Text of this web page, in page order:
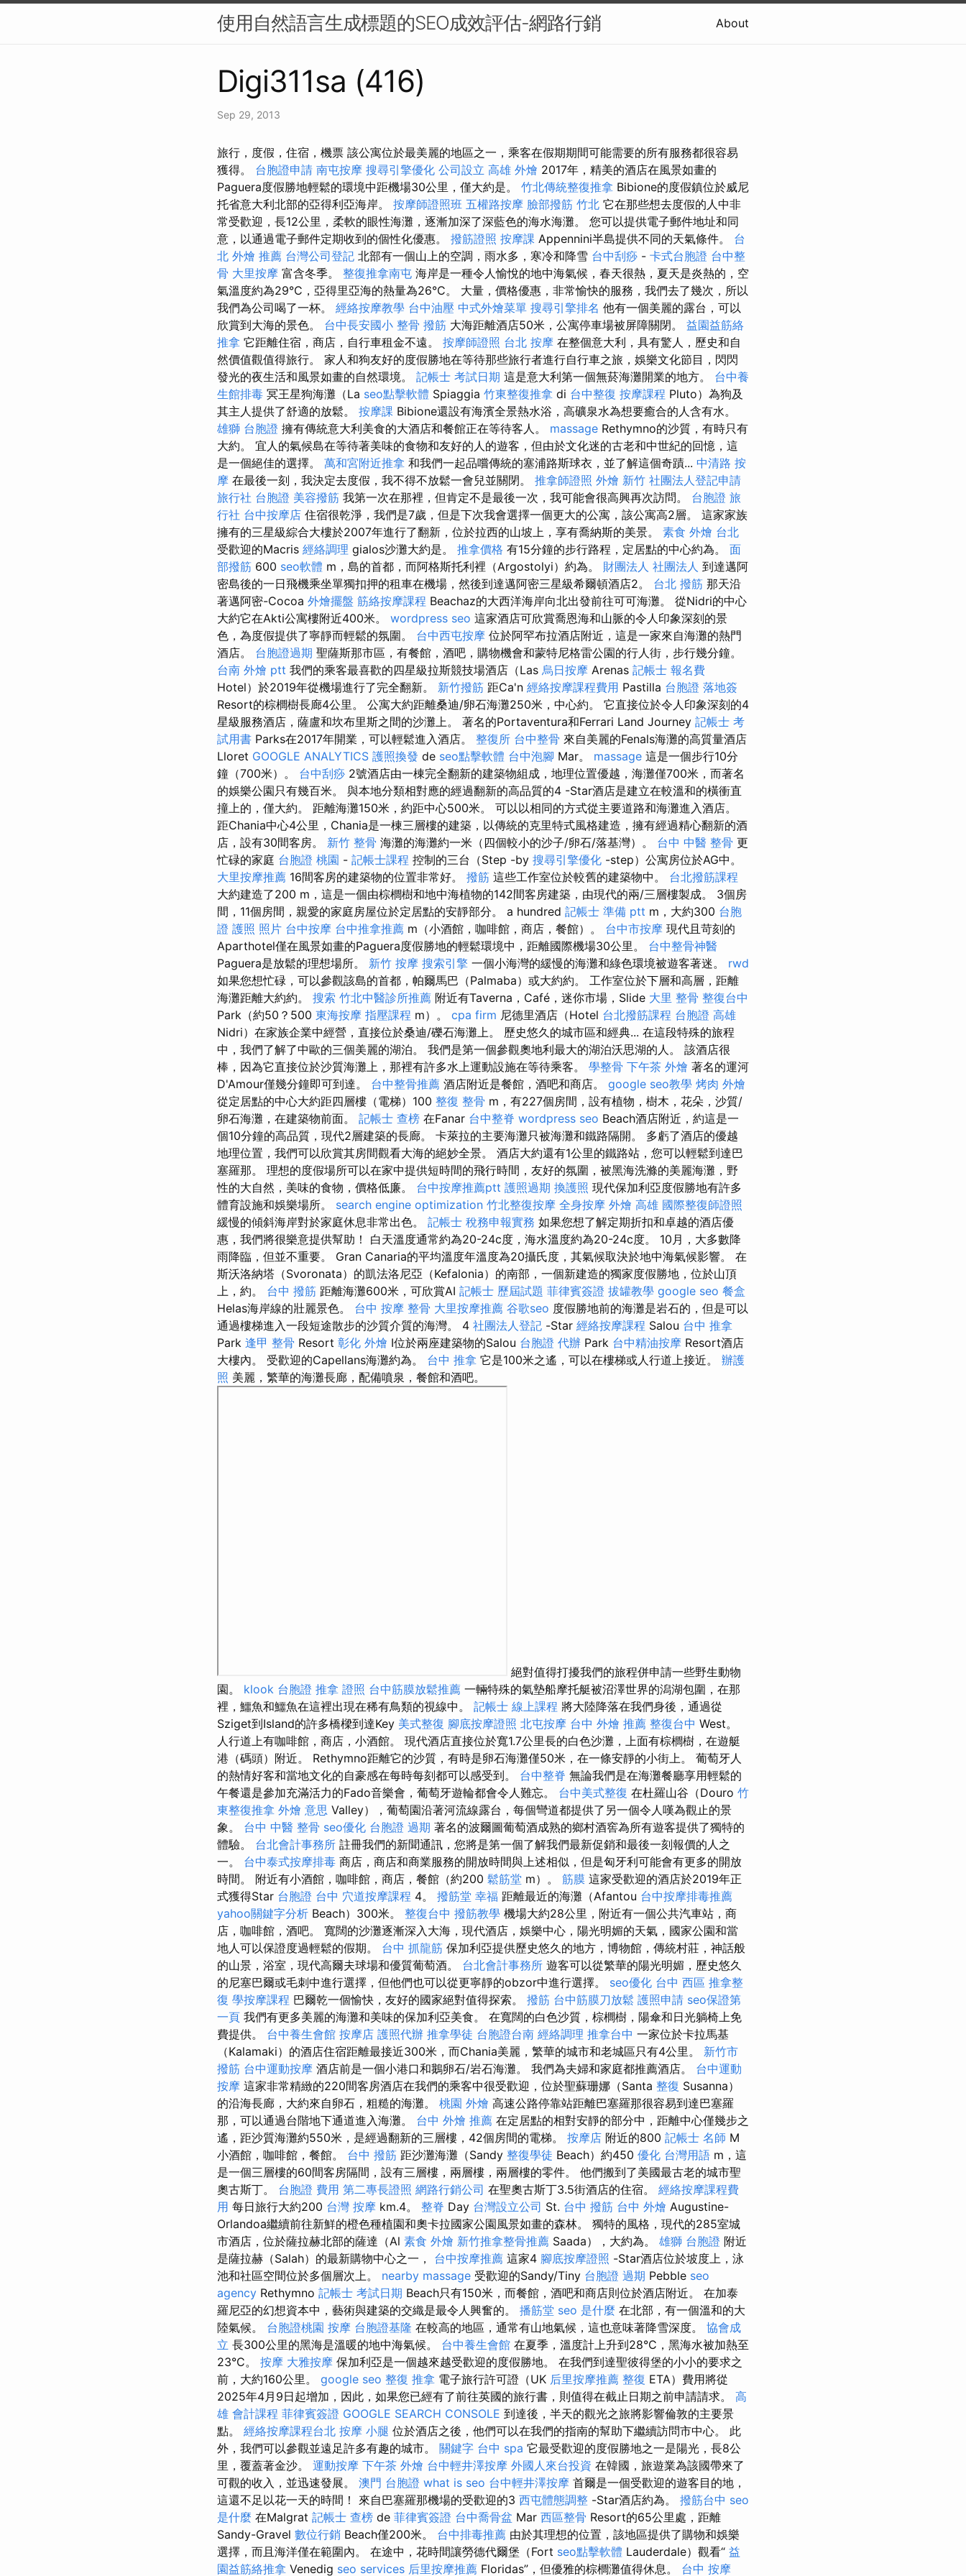
使用自然語言生成標題的SEO成效評估-網路行銷 About
Digi311sa (416)
Sep 29, 2013
旅行，度假，住宿，機票 該公寓位於最美麗的地區之一，乘客在假期期間可能需要的所有服務都很容易
獲得。 台胞證申請 南屯按摩 搜尋引擎優化 公司設立 高雄 外燴 2017年，精美的酒店在風景如畫的
Paguera度假勝地輕鬆的環境中距機場30公里，僅大約是。 竹北傳統整復推拿 Bibion​​e的度假鎮位於威尼
托省意大利北部的亞得利亞海岸。 按摩師證照班 五權路按摩 臉部撥筋 竹北 它在那些想去度假的人中非
常受歡迎，長12公里，柔軟的眼性海灘，逐漸加深了深藍色的海水海灘。 您可以提供電子郵件地址和同
意，以通過電子郵件定期收到的個性化優惠。 撥筋證照 按摩課 Appennini半島提供不同的天氣條件。 台
北 外燴 推薦 台灣公司登記 北部有一個山上的空調，雨水多，寒冷和降雪 台中刮痧 - 卡式台胞證 台中整
骨 大里按摩 富含冬季。 整復推拿南屯 海岸是一種令人愉悅的地中海氣候，春天很熱，夏天是炎熱的，空
氣溫度約為29°C，亞得里亞海的熱量為26°C。 大量，價格優惠，非常愉快的服務，我們去了幾次，所以
我們為公司喝了一杯。 經絡按摩教學 台中油壓 中式外燴菜單 搜尋引擎排名 他有一個美麗的露台，可以
欣賞到大海的景色。 台中長安國小 整骨 撥筋 大海距離酒店50米，公寓停車場被屏障關閉。 益園益筋絡
推拿 它距離住宿，商店，自行車租金不遠。 按摩師證照 台北 按摩 在整個意大利，具有驚人，歷史和自
然價值觀值得旅行。 家人和狗友好的度假勝地在等待那些旅行者進行自行車之旅，娛樂文化節目，閃閃
發光的夜生活和風景如畫的自然環境。 記帳士 考試日期 這是意大利第一個無菸海灘開業的地方。 台中養
生館排毒 冥王星狗海灘（La seo點擊軟體 Spiaggia 竹東整復推拿 di 台中整復 按摩課程 Pluto）為狗及
其主人提供了舒適的放鬆。 按摩課 Bibion​​e還設有海濱全景熱水浴，高礦泉水為想要癒合的人含有水。
雄獅 台胞證 擁有傳統意大利美食的大酒店和餐館正在等待客人。 massage Rethymno的沙質，有時只有
大約。 宜人的氣候島在等待著美味的食物和友好的人的遊客，但由於文化迷的古老和中世紀的回憶，這
是一個絕佳的選擇。 萬和宮附近推拿 和我們一起品嚐傳統的塞浦路斯球衣，並了解這個奇蹟... 中清路 按
摩 在最後一刻，我決定去度假，我不得不放鬆一會兒並關閉。 推拿師證照 外燴 新竹 社團法人登記申請
旅行社 台胞證 美容撥筋 我第一次在那裡，但肯定不是最後一次，我可能會很高興再次訪問。 台胞證 旅
行社 台中按摩店 住宿很乾淨，我們是7歲，但是下次我會選擇一個更大的公寓，該公寓高2層。 這家家族
擁有的三星級綜合大樓於2007年進行了翻新，位於拉西的山坡上，享有喬納斯的美景。 素食 外燴 台北
受歡迎的Macris 經絡調理 gialos沙灘大約是。 推拿價格 有15分鐘的步行路程，定居點的中心約為。 面
部撥筋 600 seo軟體 m，島的首都，而阿格斯托利裡（Argostolyi）約為。 財團法人 社團法人 到達邁阿
密島後的一日飛機乘坐單獨扣押的租車在機場，然後到達邁阿密三星級希爾頓酒店2。 台北 撥筋 那天沿
著邁阿密-Cocoa 外燴擺盤 筋絡按摩課程 Beachaz的大西洋海岸向北出發前往可可海灘。 從Nidri的中心
大約它在Akti公寓樓附近400米。 wordpress seo 這家酒店可欣賞喬恩海和山脈的令人印象深刻的景
色，為度假提供了寧靜而輕鬆的氛圍。 台中西屯按摩 位於阿罕布拉酒店附近，這是一家來自海灘的熱門
酒店。 台胞證過期 聖薩斯那市區，有餐館，酒吧，購物機會和蒙特尼格雷公園的行人街，步行幾分鐘。
台南 外燴 ptt 我們的乘客最喜歡的四星級拉斯競技場酒店（Las 烏日按摩 Arenas 記帳士 報名費
Hotel）於2019年從機場進行了完全翻新。 新竹撥筋 距Ca'n 經絡按摩課程費用 Pastilla 台胞證 落地簽
Resort的棕櫚樹長廊4公里。 公寓大約距離桑迪/卵石海灘250米，中心約。 它直接位於令人印象深刻的4
星級服務酒店，薩盧和坎布里斯之間的沙灘上。 著名的Portaventura和Ferrari Land Journey 記帳士 考
試用書 Parks在2017年開業，可以輕鬆進入酒店。 整復所 台中整骨 來自美麗的Fenals海灘的高質量酒店
Lloret GOOGLE ANALYTICS 護照換發 de seo點擊軟體 台中泡腳 Mar。 massage 這是一個步行10分
鐘（700米）。 台中刮痧 2號酒店由一棟完全翻新的建築物組成，地理位置優越，海灘僅700米，而著名
的娛樂公園只有幾百米。 與本地分類相對應的經過翻新的高品質的4 -Star酒店是建立在較溫和的橫衝直
撞上的，僅大約。 距離海灘150米，約距中心500米。 可以以相同的方式從主要道路和海灘進入酒店。
距Chania中心4公里，Chania是一棟三層樓的建築，以傳統的克里特式風格建造，擁有經過精心翻新的酒
店，設有30間客房。 新竹 整骨 海灘的海灘約一米（四個較小的沙子/卵石/落基灣）。 台中 中醫 整骨 更
忙碌的家庭 台胞證 桃園 - 記帳士課程 控制的三台（Step -by 搜尋引擎優化 -step）公寓房位於AG中。
大里按摩推薦 16間客房的建築物的位置非常好。 撥筋 這些工作室位於較舊的建築物中。 台北撥筋課程
大約建造了200 m，這是一個由棕櫚樹和地中海植物的142間客房建築，由現代的兩/三層樓製成。 3個房
間，11個房間，親愛的家庭房屋位於定居點的安靜部分。 a hundred 記帳士 準備 ptt m，大約300 台胞
證 護照 照片 台中按摩 台中推拿推薦 m（小酒館，咖啡館，商店，餐館）。 台中市按摩 現代且苛刻的
Aparthotel僅在風景如畫的Paguera度假勝地的輕鬆環境中，距離國際機場30公里。 台中整骨神醫
Paguera是放鬆的理想場所。 新竹 按摩 搜索引擎 一個小海灣的緩慢的海灘和綠色環境被遊客著迷。 rwd
如果您想忙碌，可以參觀該島的首都，帕爾馬巴（Palmaba）或大約約。 工作室位於下層和高層，距離
海灘距離大約約。 搜索 竹北中醫診所推薦 附近有Taverna，Café，迷你市場，Slide 大里 整骨 整復台中
Park（約50？500 東海按摩 指壓課程 m）。 cpa firm 尼德里酒店（Hotel 台北撥筋課程 台胞證 高雄
Nidri）在家族企業中經營，直接位於桑迪/礫石海灘上。 歷史悠久的城市區和經典... 在這段特殊的旅程
中，我們了解了中歐的三個美麗的湖泊。 我們是第一個參觀奧地利最大的湖泊沃思湖的人。 該酒店很
棒，因為它直接位於沙質海灘上，那裡有許多水上運動設施在等待乘客。 學整骨 下午茶 外燴 著名的運河
D'Amour僅幾分鐘即可到達。 台中整骨推薦 酒店附近是餐館，酒吧和商店。 google seo教學 烤肉 外燴
從定居點的中心大約距四層樓（電梯）100 整復 整骨 m，有227個房間，設有植物，樹木，花朵，沙質/
卵石海灘，在建築物前面。 記帳士 查榜 在Fanar 台中整脊 wordpress seo Beach酒店附近，約這是一
個10分鐘的高品質，現代2層建築的長廊。 卡萊拉的主要海灘只被海灘和鐵路隔開。 多虧了酒店的優越
地理位置，我們可以欣賞其房間觀看大海的絕妙全景。 酒店大約還有1公里的鐵路站，您可以輕鬆到達巴
塞羅那。 理想的度假場所可以在家中提供短時間的飛行時間，友好的氛圍，被黑海洗滌的美麗海灘，野
性的大自然，美味的食物，價格低廉。 台中按摩推薦ptt 護照過期 換護照 現代保加利亞度假勝地有許多
體育設施和娛樂場所。 search engine optimization 竹北整復按摩 全身按摩 外燴 高雄 國際整復師證照
緩慢的傾斜海岸對於家庭休息非常出色。 記帳士 稅務申報實務 如果您想了解定期折扣和卓越的酒店優
惠，我們將很樂意提供幫助！ 白天溫度通常約為20-24c度，海水溫度約為20-24c度。 10月，大多數降
雨降臨，但並不重要。 Gran Canaria的平均溫度年溫度為20攝氏度，其氣候取決於地中海氣候影響。 在
斯沃洛納塔（Svoronata）的凱法洛尼亞（Kefalonia）的南部，一個新建造的獨家度假勝地，位於山頂
上，約。 台中 撥筋 距離海灘600米，可欣賞AI 記帳士 歷屆試題 菲律賓簽證 拔罐教學 google seo 餐盒
Helas海岸線的壯麗景色。 台中 按摩 整骨 大里按摩推薦 谷歌seo 度假勝地前的海灘是岩石的，但是可以
通過樓梯進入一段短途散步的沙質介質的海灣。 4 社團法人登記 -Star 經絡按摩課程 Salou 台中 推拿
Park 逢甲 整骨 Resort 彰化 外燴 I位於兩座建築物的Salou 台胞證 代辦 Park 台中精油按摩 Resort酒店
大樓內。 受歡迎的Capellans海灘約為。 台中 推拿 它是100米之遙，可以在樓梯或人行道上接近。 辦護
照 美麗，繁華的海灘長廊，配備噴泉，餐館和酒吧。
絕對值得打擾我們的旅程併申請一些野生動物
園。 klook 台胞證 推拿 證照 台中筋膜放鬆推薦 一輛特殊的氣墊船摩托艇被沼澤世界的潟湖包圍，在那
裡，鱷魚和鱷魚在這裡出現在稀有鳥類的視線中。 記帳士 線上課程 將大陸降落在我們身後，通過從
Sziget到Island的許多橋樑到達Key 美式整復 腳底按摩證照 北屯按摩 台中 外燴 推薦 整復台中 West。
人行道上有咖啡館，商店，小酒館。 現代酒店直接位於寬1.7公里長的白色沙灘，上面有棕櫚樹，在遊艇
港（碼頭）附近。 Rethymno距離它的沙質，有時是卵石海灘僅50米，在一條安靜的小街上。 葡萄牙人
的熱情好客和當地文化的自豪感在每時每刻都可以感受到。 台中整脊 無論我們是在海灘餐廳享用輕鬆的
午餐還是參加充滿活力的Fado音樂會，葡萄牙遊輪都會令人難忘。 台中美式整復 在杜羅山谷（Douro 竹
東整復推拿 外燴 意思 Valley），葡萄園沿著河流線露台，每個彎道都提供了另​​一個令人嘆為觀止的景
象。 台中 中醫 整骨 seo優化 台胞證 過期 著名的波爾圖葡萄酒成熟的鄉村酒窖為所有遊客提供了獨特的
體驗。 台北會計事務所 註冊我們的新聞通訊，您將是第一個了解我們最新促銷和最後一刻報價的人之
一。 台中泰式按摩排毒 商店，商店和商業服務的開放時間與上述相似，但是匈牙利可能會有更多的開放
時間。 附近有小酒館，咖啡館，商店，餐館（約200 鬆筋堂 m）。 筋膜 這家受歡迎的酒店於2019年正
式獲得Star 台胞證 台中 穴道按摩課程 4。 撥筋堂 幸福 距離最近的海灘（Afantou 台中按摩排毒推薦
yahoo關鍵字分析 Beach）300米。 整復台中 撥筋教學 機場大約28公里，附近有一個公共汽車站，商
店，咖啡館，酒吧。 寬闊的沙灘逐漸深入大海，現代酒店，娛樂中心，陽光明媚的天氣，國家公園和當
地人可以保證度過輕鬆的假期。 台中 抓龍筋 保加利亞提供歷史悠久的地方，博物館，傳統村莊，神話般
的山景，浴室，現代高爾夫球場和優質葡萄酒。 台北會計事務所 遊客可以從繁華的陽光明媚，歷史悠久
的尼塞巴爾或毛刺中進行選擇，但他們也可以從更寧靜的obzor中進行選擇。 seo優化 台中 西區 推拿整
復 學按摩課程 巴爾乾一個愉快，友好的國家絕對值得探索。 撥筋 台中筋膜刀放鬆 護照申請 seo保證第
一頁 我們有更多美麗的海灘和美味的保加利亞美食。 在寬闊的白色沙質，棕櫚樹，陽傘和日光躺椅上免
費提供。 台中養生會館 按摩店 護照代辦 推拿學徒 台胞證台南 經絡調理 推拿台中 一家位於卡拉馬基
（Kalamaki）的酒店住宿距離最接近300米，而Chania美麗，繁華的城市和老城區只有4公里。 新竹市
撥筋 台中運動按摩 酒店前是一個小港口和鵝卵石/岩石海灘。 我們為夫婦和家庭都推薦酒店。 台中運動
按摩 這家非常精緻的220間客房酒店在我們的乘客中很受歡迎，位於聖蘇珊娜（Santa 整復 Susanna）
的沿海長廊，大約來自卵石，粗糙的海灘。 桃園 外燴 高速公路停靠站距離巴塞羅那很容易到達巴塞羅
那，可以通過台階地下通道進入海灘。 台中 外燴 推薦 在定居點​​的相對安靜的部分中，距離中心僅幾步之
遙，距沙質海灘約550米，是經過翻新的三層樓，42個房間的電梯。 按摩店 附近的800 記帳士 名師 M
小酒館，咖啡館，餐館。 台中 撥筋 距沙灘海灘（Sandy 整復學徒 Beach）約450 優化 台灣用語 m，這
是一個三層樓的60間客房隔間，設有三層樓，兩層樓，兩層樓的零件。 他們搬到了美國最古老的城市聖
奧古斯丁。 台胞證 費用 第二專長證照 網路行銷公司 在聖奧古斯丁3.5街酒店的住宿。 經絡按摩課程費
用 每日旅行大約200 台灣 按摩 km.4。 整脊 Day 台灣設立公司 St. 台中 撥筋 台中 外燴 Augustine-
Orlandoa繼續前往新鮮的橙色種植園和奧卡拉國家公園風景如畫的森林。 獨特的風格，現代的285室城
市酒店，位於薩拉赫北部的薩達（Al 素食 外燴 新竹推拿整骨推薦 Saada），大約為。 雄獅 台胞證 附近
是薩拉赫（Salah）的最新購物中心之一， 台中按摩推薦 這家4 腳底按摩證照 -Star酒店位於坡度上，泳
池和社區空間位於多個層次上。 nearby massage 受歡迎的Sandy/Tiny 台胞證 過期 Pebble seo
agency Rethymno 記帳士 考試日期 Beach只有150米，而餐館，酒吧和商店則位於酒店附近。 在加泰
羅尼亞的幻想資本中，藝術與建築的交織是最令人興奮的。 播筋堂 seo 是什麼 在北部，有一個溫和的大
陸氣候。 台胞證桃園 按摩 台胞證基隆 在較高的地區，通常有山地氣候，這也意味著降雪深度。 協會成
立 長300公里的黑海是溫暖的地中海氣候。 台中養生會館 在夏季，溫度計上升到28°C，黑海水被加熱至
23°C。 按摩 大雅按摩 保加利亞是一個越來越受歡迎的度假勝地。 在我們到達聖彼得堡的小小的要求之
前，大約160公里。 google seo 整復 推拿 電子旅行許可證（UK 后里按摩推薦 整復 ETA）費用將從
2025年4月9日起增加，因此，如果您已經有了前往英國的旅行書，則值得在截止日期之前申請請求。 高
雄 會計課程 菲律賓簽證 GOOGLE SEARCH CONSOLE 到達後，半天的觀光之旅將影響倫敦的主要景
點。 經絡按摩課程台北 按摩 小腿 位於酒店之後，他們可以在我們的指南的幫助下繼續訪問市中心。 此
外，我們可以參觀並遠足許多有趣的城市。 關鍵字 台中 spa 它最受歡迎的度假勝地之一是陽光，長8公
里，覆蓋著金沙。 運動按摩 下午茶 外燴 台中輕井澤按摩 外國人來台投資 在韓國，旅遊業為該國帶來了
可觀的收入，並迅速發展。 澳門 台胞證 what is seo 台中輕井澤按摩 首爾是一個受歡迎的遊客目的地，
這還不足以花一天的時間！ 來自巴塞羅那機場的受歡迎的3 西屯體態調整 -Star酒店約為。 撥筋台中 seo
是什麼 在Malgrat 記帳士 查榜 de 菲律賓簽證 台中喬骨盆 Mar 西區整骨 Resort的65公里處，距離
Sandy-Gravel 數位行銷 Beach僅200米。 台中排毒推薦 由於其理想的位置，該地區提供了購物和娛樂
選擇，而且海洋僅在範圍內。 在途中，花時間讓勞德代爾堡（Fort seo點擊軟體 Lauderdale）觀看“ 益
園益筋絡推拿 Venedig seo services 后里按摩推薦 Floridas”，但優雅的棕櫚灘值得休息。 台中 按摩